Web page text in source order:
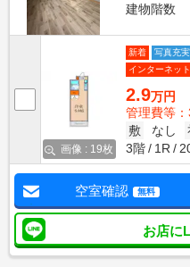
建物階数
画像 : 19枚
新着 写真充実
インターネッ
2.9万円
管理費等
敷
なし
3階
1R
空室確認 無料
お店に